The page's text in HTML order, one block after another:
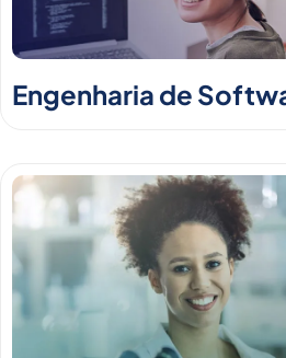
Engenharia de